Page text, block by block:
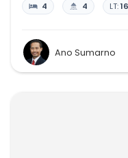
4 4 LT:
Ano Sumarno